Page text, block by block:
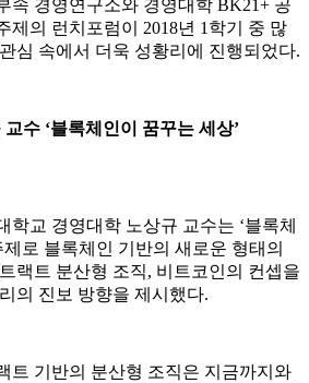
속 경영연구소와 경영대학 BK21+ 공
제의 런치포럼이 2018년 1학기 중 많
심 속에서 더욱 성황리에 진행되었다.
수 ‘블록체인이 꿈꾸는 세상’
학교 경영대학 노상규 교수는 ‘블록체
로 블록체인 기반의 새로운 형태의
랙트 분산형 조직, 비트코인의 컨셉을
의 진보 방향을 제시했다.
트 기반의 분산형 조직은 지금까지와